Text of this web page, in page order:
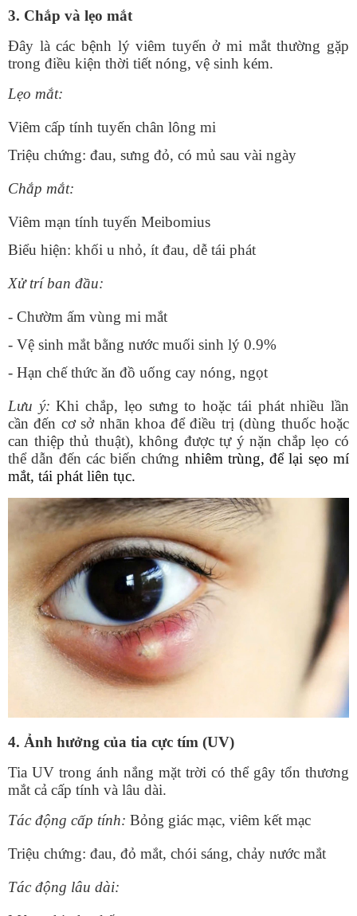
3. Chắp và lẹo mắt
Đây là các bệnh lý viêm tuyến ở mi mắt thường gặp
trong điều kiện thời tiết nóng, vệ sinh kém.
Lẹo mắt:
Viêm cấp tính tuyến chân lông mi
Triệu chứng: đau, sưng đỏ, có mủ sau vài ngày
Chắp mắt:
Viêm mạn tính tuyến Meibomius
Biểu hiện: khối u nhỏ, ít đau, dễ tái phát
Xử trí ban đầu:
- Chườm ấm vùng mi mắt
- Vệ sinh mắt bằng nước muối sinh lý 0.9%
- Hạn chế thức ăn đồ uống cay nóng, ngọt
Lưu ý: Khi chắp, lẹo sưng to hoặc tái phát nhiều lần
cần đến cơ sở nhãn khoa để điều trị (dùng thuốc hoặc
can thiệp thủ thuật), không được tự ý nặn chắp lẹo có
thể dẫn đến các biến chứng nhiêm trùng, để lại sẹo mí
mắt, tái phát liên tục.
4. Ảnh hưởng của tia cực tím (UV)
Tia UV trong ánh nắng mặt trời có thể gây tổn thương
mắt cả cấp tính và lâu dài.
Tác động cấp tính: Bỏng giác mạc, viêm kết mạc
Triệu chứng: đau, đỏ mắt, chói sáng, chảy nước mắt
Tác động lâu dài: